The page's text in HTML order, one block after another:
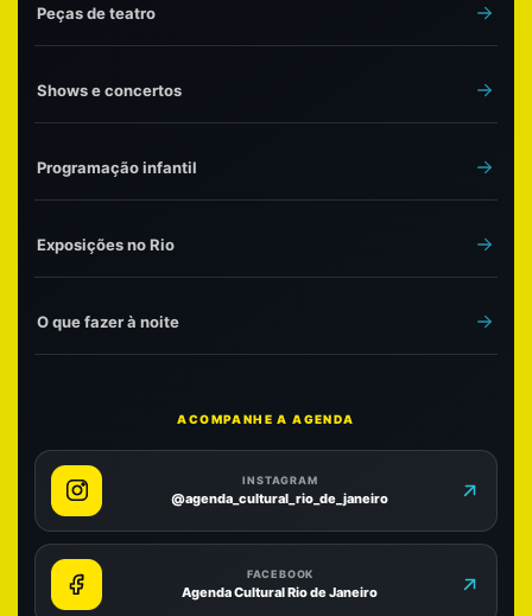
Peças de teatro
Shows e concertos
Programação infantil
Exposições no Rio
O que fazer à noite
ACOMPANHE A AGENDA
INSTAGRAM
@agenda_cultural_rio_de_janeiro
FACEBOOK
Agenda Cultural Rio de Janeiro